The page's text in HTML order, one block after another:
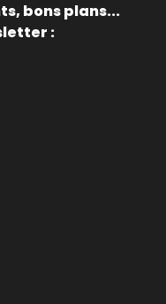
bons plans...
: